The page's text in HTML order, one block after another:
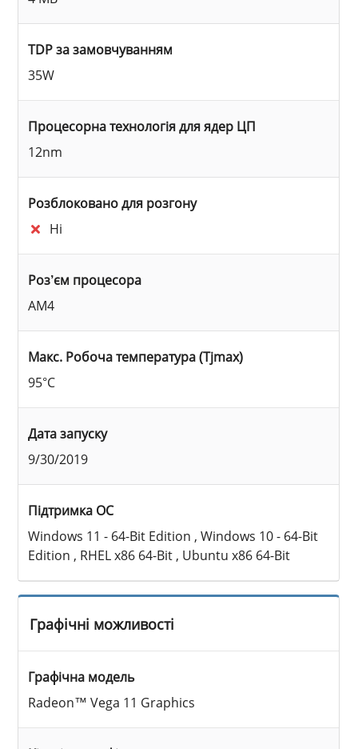
TDP за замовчуванням
35W
Процесорна технологія для ядер ЦП
12nm
Розблоковано для розгону
Ні
Роз’єм процесора
AM4
Макс. Робоча температура (Tjmax)
95°C
Дата запуску
9/30/2019
Підтримка ОС
Windows 11 - 64-Bit Edition , Windows 10 - 64-Bit
Edition , RHEL x86 64-Bit , Ubuntu x86 64-Bit
Графічні можливості
Графічна модель
Radeon™ Vega 11 Graphics